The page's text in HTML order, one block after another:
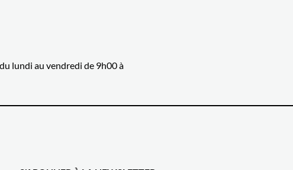
lundi au vendredi de 9h00 à